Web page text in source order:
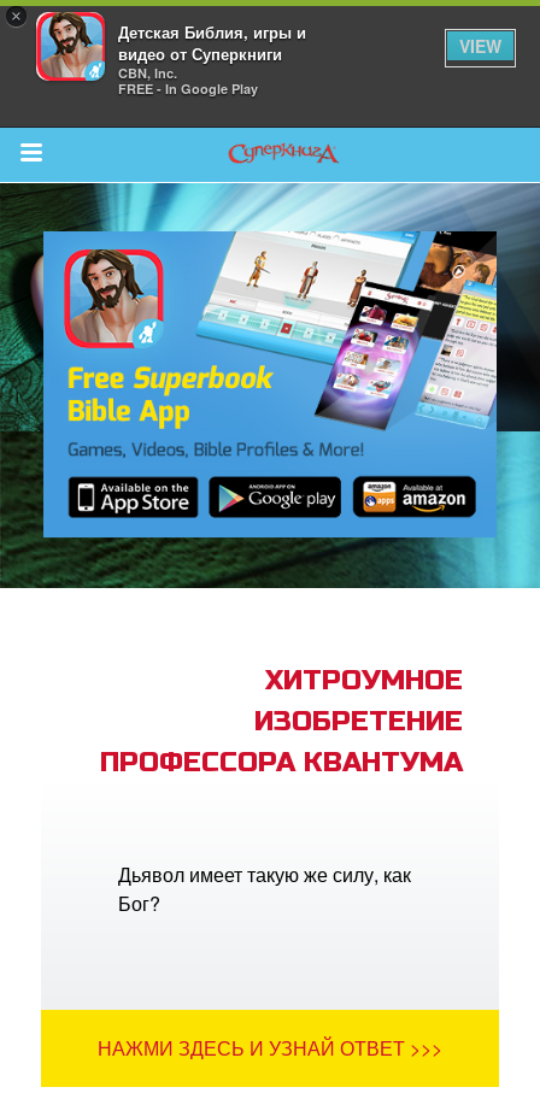
×
Детская Библия, игры и
видео от Суперкниги
CBN, Inc.
FREE - In Google Play
VIEW
Return to Content
Bible App
ХИТРОУМНОЕ
ИЗОБРЕТЕНИЕ
ПРОФЕССОРА КВАНТУМА
Дьявол имеет такую же силу, как
Бог?
НАЖМИ ЗДЕСЬ И УЗНАЙ ОТВЕТ >>>